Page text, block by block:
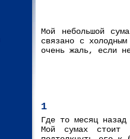
Мой небольшой
связано с
очень жаль, если
1
Где то месяц
Мой сумах стоит